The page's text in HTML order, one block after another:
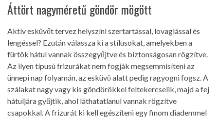
Áttört nagyméretű göndör mögött
Aktív esküvőt tervez helyszíni szertartással, lovaglással és
lengéssel? Ezután válassza ki a stílusokat, amelyekben a
fürtök hátul vannak összegyűjtve és biztonságosan rögzítve.
Az ilyen típusú frizurákat nem fogják megsemmisíteni az
ünnepi nap folyamán, az esküvő alatt pedig ragyogni fogsz. A
szálakat nagy vagy kis göndörökkel feltekercselik, majd a fej
hátuljára gyűjtik, ahol láthatatlanul vannak rögzítve
csapokkal. A frizurát ki kell egészíteni egy finom diademmel